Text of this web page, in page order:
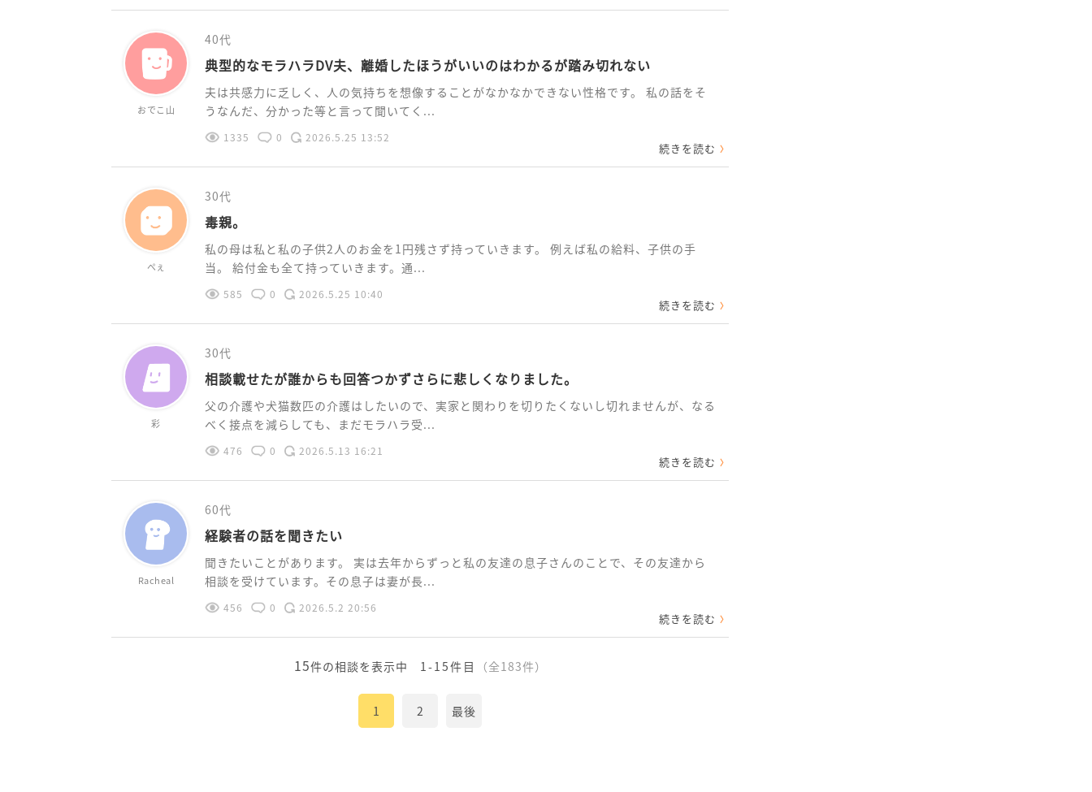
おでこ山
40代
典型的なモラハラDV夫、離婚したほうがいいのはわかるが踏み切れない
夫は共感力に乏しく、人の気持ちを想像することがなかなかできない性格です。 私の話をそ
うなんだ、分かった等と言って聞いてく...
1335 0 2026.5.25 13:52
続きを読む
ぺぇ
30代
毒親。
私の母は私と私の子供2人のお金を1円残さず持っていきます。 例えば私の給料、子供の手
当。 給付金も全て持っていきます。通...
585 0 2026.5.25 10:40
続きを読む
彩
30代
相談載せたが誰からも回答つかずさらに悲しくなりました。
父の介護や犬猫数匹の介護はしたいので、実家と関わりを切りたくないし切れませんが、なる
べく接点を減らしても、まだモラハラ受...
476 0 2026.5.13 16:21
続きを読む
Racheal
60代
経験者の話を聞きたい
聞きたいことがあります。 実は去年からずっと私の友達の息子さんのことで、その友達から
相談を受けています。その息子は妻が長...
456 0 2026.5.2 20:56
続きを読む
15件の相談を表示中 1-15件目 （全183件）
1 2 最後